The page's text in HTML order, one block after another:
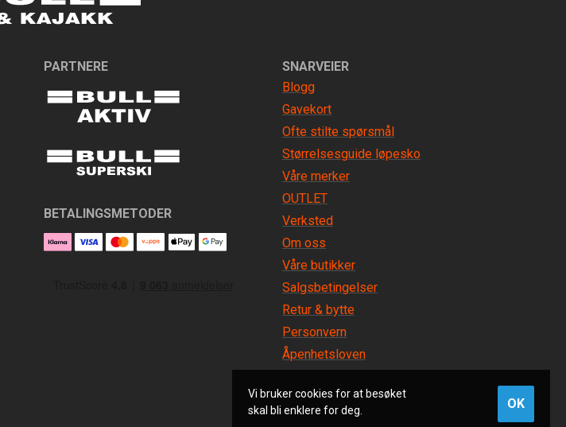
PARTNERE
BETALINGSMETODER
SNARVEIER
Blogg
Gavekort
Ofte stilte spørsmål
Størrelsesguide løpesko
Våre merker
OUTLET
Verksted
Om oss
Våre butikker
Salgsbetingelser
Retur & bytte
Personvern
Åpenhetsloven
Vi bruker cookies for at besøket
skal bli enklere for deg.
OK